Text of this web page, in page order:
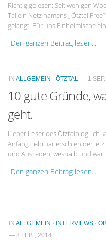
Richtig gelesen: Seit wenigen
Tal ein Netz namens „Ötztal
gelangt. Für uns Einheimische
Den ganzen Beitrag lesen...
IN ALLGEMEIN · ÖTZTAL — 1
10 gute Gründe,
geht.
Lieber Leser des Ötztalblog! Ich
Anfang Februar erschien der
und Ausreden, weshalb und
Den ganzen Beitrag lesen...
IN ALLGEMEIN · INTERVIEWS ·
— 8 FEB., 2014